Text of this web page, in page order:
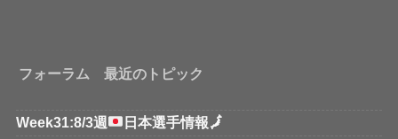
フォーラム 最近のトピック
Week31:8/3週 日本選手情報🗾